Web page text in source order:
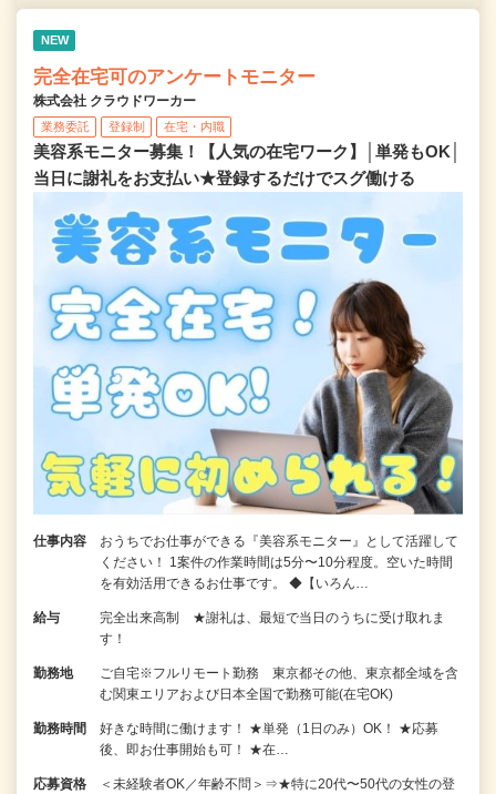
NEW
完全在宅可のアンケートモニター
株式会社 クラウドワーカー
業務委託 登録制 在宅・内職
美容系モニター募集！【人気の在宅ワーク】│単発もOK│
当日に謝礼をお支払い★登録するだけでスグ働ける
仕事内容
おうちでお仕事ができる『美容系モニター』として活躍して
ください！ 1案件の作業時間は5分〜10分程度。空いた時間
を有効活用できるお仕事です。 ◆【いろん…
給与
完全出来高制 ★謝礼は、最短で当日のうちに受け取れま
す！
勤務地
ご自宅※フルリモート勤務 東京都その他、東京都全域を含
む関東エリアおよび日本全国で勤務可能(在宅OK)
勤務時間
好きな時間に働けます！ ★単発（1日のみ）OK！ ★応募
後、即お仕事開始も可！ ★在…
応募資格
＜未経験者OK／年齢不問＞⇒★特に20代〜50代の女性の登